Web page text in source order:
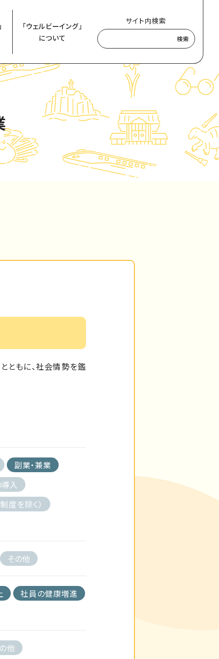
「ウェルビーイング」
について
サイト内検索
検索
ともに、社会情勢を鑑
副業・兼業
入
を除く）
その他
社員の健康増進
他